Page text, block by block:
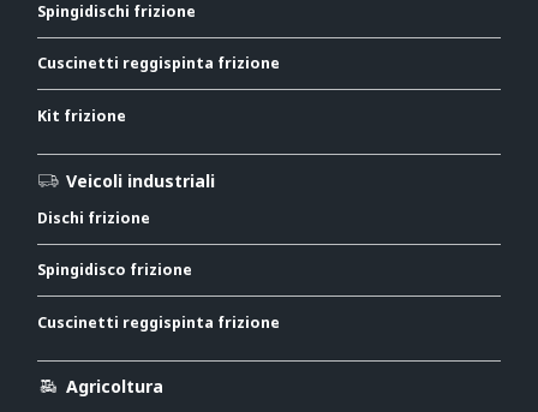
Spingidischi frizione
Cuscinetti reggispinta frizione
Kit frizione
Veicoli industriali
Dischi frizione
Spingidisco frizione
Cuscinetti reggispinta frizione
Agricoltura